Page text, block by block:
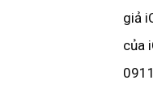
giả
của